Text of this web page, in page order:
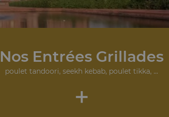
Nos Entrées Grillades
poulet tandoori, seekh kebab, poulet tikka, ...
+